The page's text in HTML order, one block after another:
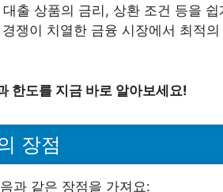
출 상품의 금리, 상환 조건 등을
경쟁이 치열한 금융 시장에서 최적
한도를 지금 바로 알아보세요!
장점
과 같은 장점을 가져요: